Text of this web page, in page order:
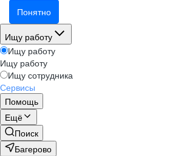
Понятно
Ищу работу
Ищу работу
Ищу работу
Ищу сотрудника
Сервисы
Помощь
Ещё
Поиск
Багерово